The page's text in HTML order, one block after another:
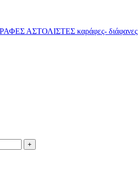
ΑΣΤΟΛΙΣΤΕΣ καράφες- διάφανες